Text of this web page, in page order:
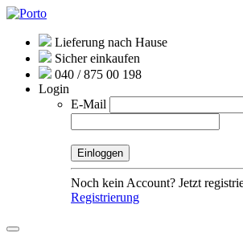
Lieferung nach Hause
Sicher einkaufen
040 / 875 00 198
Login
E-Mail
Noch kein Account? Jetzt
Registrierung